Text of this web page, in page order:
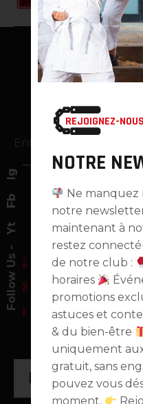
REJOIGNEZ-NOUS
NOTRE
Ne manquez
notre
maintenant à
restez
de notre club :
horaires
promotions
astuces et
& du bien-être
uniquement aux
gratuit, sans
pouvez vous
moment.
ABONNEZ-
+33 6 40 33 84 73
Halle des
Grésillons 92230
Liens Utiles
Follow Us -
Yt
Fb
Ig